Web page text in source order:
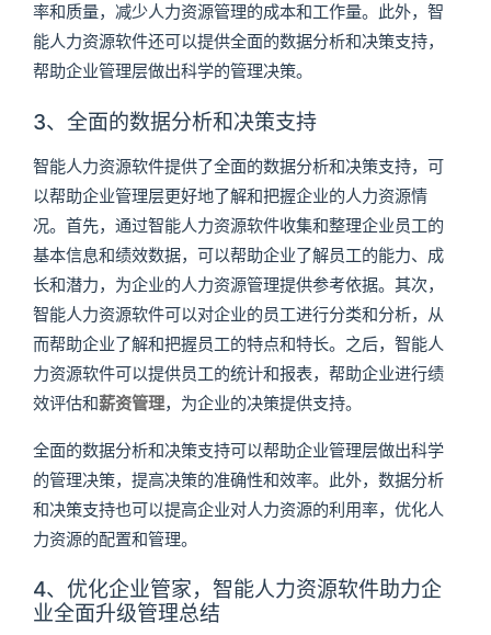
率和质量，减少人力资源管理的成本和工作量。此外，智
能人力资源软件还可以提供全面的数据分析和决策支持，
帮助企业管理层做出科学的管理决策。
3、全面的数据分析和决策支持
智能人力资源软件提供了全面的数据分析和决策支持，可
以帮助企业管理层更好地了解和把握企业的人力资源情
况。首先，通过智能人力资源软件收集和整理企业员工的
基本信息和绩效数据，可以帮助企业了解员工的能力、成
长和潜力，为企业的人力资源管理提供参考依据。其次，
智能人力资源软件可以对企业的员工进行分类和分析，从
而帮助企业了解和把握员工的特点和特长。之后，智能人
力资源软件可以提供员工的统计和报表，帮助企业进行绩
效评估和薪资管理，为企业的决策提供支持。
全面的数据分析和决策支持可以帮助企业管理层做出科学
的管理决策，提高决策的准确性和效率。此外，数据分析
和决策支持也可以提高企业对人力资源的利用率，优化人
力资源的配置和管理。
4、优化企业管家，智能人力资源软件助力企
业全面升级管理总结